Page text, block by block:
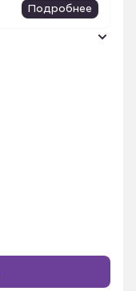
Подробнее
4